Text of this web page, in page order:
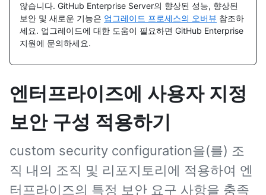
않습니다. GitHub Enterprise Server의 향상된 성능, 향상된
보안 및 새로운 기능은 업그레이드 프로세스의 오버뷰 참조하
세요. 업그레이드에 대한 도움이 필요하면 GitHub Enterprise
지원에 문의하세요.
엔터프라이즈에 사용자 지정
보안 구성 적용하기
custom security configuration을(를) 조
직 내의 조직 및 리포지토리에 적용하여 엔
터프라이즈의 특정 보안 요구 사항을 충족